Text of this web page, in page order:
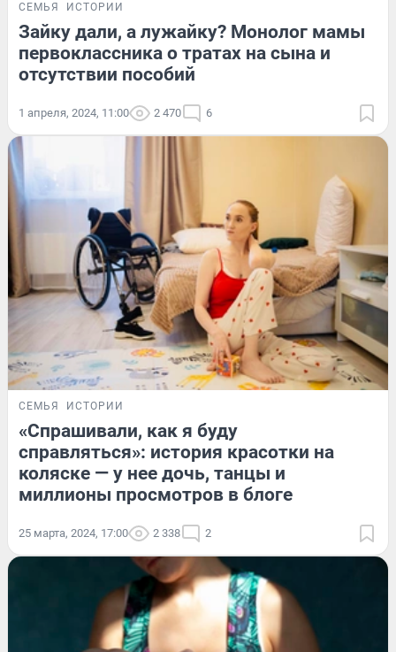
СЕМЬЯ ИСТОРИИ
Зайку дали, а лужайку? Монолог мамы
первоклассника о тратах на сына и
отсутствии пособий
1 апреля, 2024, 11:00 2 470 6
СЕМЬЯ ИСТОРИИ
«Спрашивали, как я буду
справляться»: история красотки на
коляске — у нее дочь, танцы и
миллионы просмотров в блоге
25 марта, 2024, 17:00 2 338 2